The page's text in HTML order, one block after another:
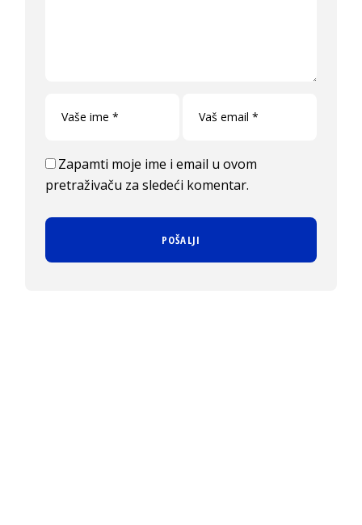
Zapamti moje ime i email u ovom
pretraživaču za sledeći komentar.